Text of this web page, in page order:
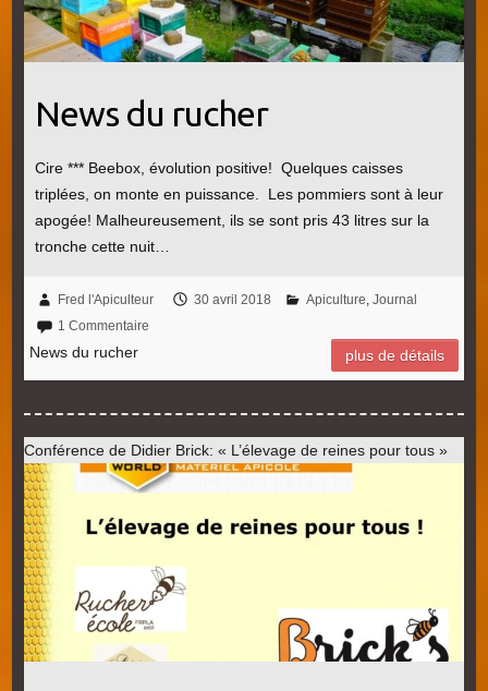
News du rucher
Cire *** Beebox, évolution positive! Quelques caisses
triplées, on monte en puissance. Les pommiers sont à leur
apogée! Malheureusement, ils se sont pris 43 litres sur la
tronche cette nuit…
Fred l'Apiculteur 30 avril 2018 Apiculture, Journal
1 Commentaire
News du rucher plus de détails
Conférence de Didier Brick: « L’élevage de reines pour tous »